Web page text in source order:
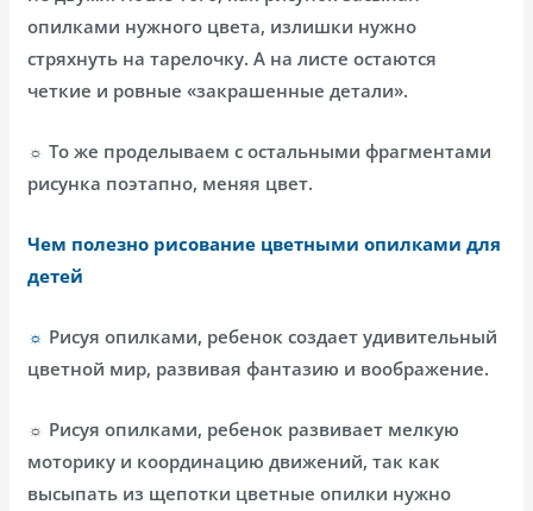
опилками нужного цвета, излишки нужно
стряхнуть на тарелочку. А на листе остаются
четкие и ровные «закрашенные детали».
☼ То же проделываем с остальными фрагментами
рисунка поэтапно, меняя цвет.
Чем полезно рисование цветными опилками для
детей
☼ Рисуя опилками, ребенок создает удивительный
цветной мир, развивая фантазию и воображение.
☼ Рисуя опилками, ребенок развивает мелкую
моторику и координацию движений, так как
высыпать из щепотки цветные опилки нужно